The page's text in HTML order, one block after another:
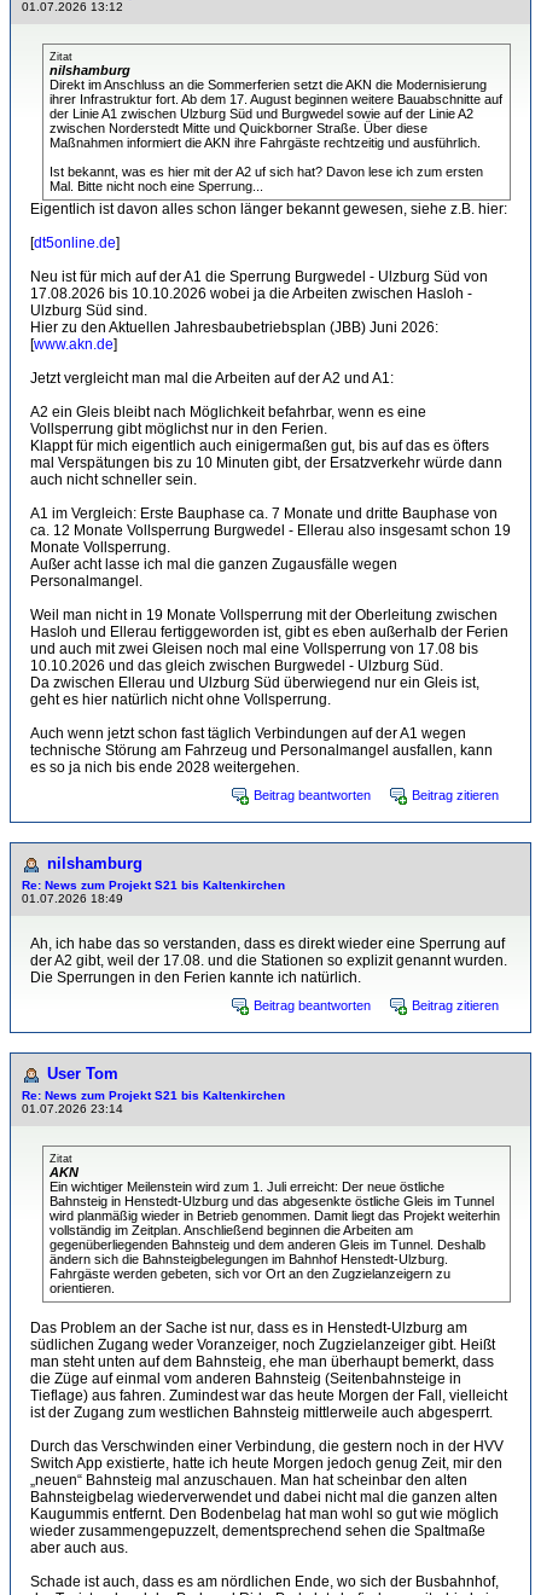
01.07.2026 13:12
Zitat
nilshamburg
Direkt im Anschluss an die Sommerferien setzt die AKN die Modernisierung
ihrer Infrastruktur fort. Ab dem 17. August beginnen weitere Bauabschnitte auf
der Linie A1 zwischen Ulzburg Süd und Burgwedel sowie auf der Linie A2
zwischen Norderstedt Mitte und Quickborner Straße. Über diese
Maßnahmen informiert die AKN ihre Fahrgäste rechtzeitig und ausführlich.
Ist bekannt, was es hier mit der A2 uf sich hat? Davon lese ich zum ersten
Mal. Bitte nicht noch eine Sperrung...
Eigentlich ist davon alles schon länger bekannt gewesen, siehe z.B. hier:
[dt5online.de]
Neu ist für mich auf der A1 die Sperrung Burgwedel - Ulzburg Süd von
17.08.2026 bis 10.10.2026 wobei ja die Arbeiten zwischen Hasloh -
Ulzburg Süd sind.
Hier zu den Aktuellen Jahresbaubetriebsplan (JBB) Juni 2026:
[www.akn.de]
Jetzt vergleicht man mal die Arbeiten auf der A2 und A1:
A2 ein Gleis bleibt nach Möglichkeit befahrbar, wenn es eine
Vollsperrung gibt möglichst nur in den Ferien.
Klappt für mich eigentlich auch einigermaßen gut, bis auf das es öfters
mal Verspätungen bis zu 10 Minuten gibt, der Ersatzverkehr würde dann
auch nicht schneller sein.
A1 im Vergleich: Erste Bauphase ca. 7 Monate und dritte Bauphase von
ca. 12 Monate Vollsperrung Burgwedel - Ellerau also insgesamt schon 19
Monate Vollsperrung.
Außer acht lasse ich mal die ganzen Zugausfälle wegen
Personalmangel.
Weil man nicht in 19 Monate Vollsperrung mit der Oberleitung zwischen
Hasloh und Ellerau fertiggeworden ist, gibt es eben außerhalb der Ferien
und auch mit zwei Gleisen noch mal eine Vollsperrung von 17.08 bis
10.10.2026 und das gleich zwischen Burgwedel - Ulzburg Süd.
Da zwischen Ellerau und Ulzburg Süd überwiegend nur ein Gleis ist,
geht es hier natürlich nicht ohne Vollsperrung.
Auch wenn jetzt schon fast täglich Verbindungen auf der A1 wegen
technische Störung am Fahrzeug und Personalmangel ausfallen, kann
es so ja nich bis ende 2028 weitergehen.
Beitrag beantworten Beitrag zitieren
nilshamburg
Re: News zum Projekt S21 bis Kaltenkirchen
01.07.2026 18:49
Ah, ich habe das so verstanden, dass es direkt wieder eine Sperrung auf
der A2 gibt, weil der 17.08. und die Stationen so explizit genannt wurden.
Die Sperrungen in den Ferien kannte ich natürlich.
Beitrag beantworten Beitrag zitieren
User Tom
Re: News zum Projekt S21 bis Kaltenkirchen
01.07.2026 23:14
Zitat
AKN
Ein wichtiger Meilenstein wird zum 1. Juli erreicht: Der neue östliche
Bahnsteig in Henstedt-Ulzburg und das abgesenkte östliche Gleis im Tunnel
wird planmäßig wieder in Betrieb genommen. Damit liegt das Projekt weiterhin
vollständig im Zeitplan. Anschließend beginnen die Arbeiten am
gegenüberliegenden Bahnsteig und dem anderen Gleis im Tunnel. Deshalb
ändern sich die Bahnsteigbelegungen im Bahnhof Henstedt-Ulzburg.
Fahrgäste werden gebeten, sich vor Ort an den Zugzielanzeigern zu
orientieren.
Das Problem an der Sache ist nur, dass es in Henstedt-Ulzburg am
südlichen Zugang weder Voranzeiger, noch Zugzielanzeiger gibt. Heißt
man steht unten auf dem Bahnsteig, ehe man überhaupt bemerkt, dass
die Züge auf einmal vom anderen Bahnsteig (Seitenbahnsteige in
Tieflage) aus fahren. Zumindest war das heute Morgen der Fall, vielleicht
ist der Zugang zum westlichen Bahnsteig mittlerweile auch abgesperrt.
Durch das Verschwinden einer Verbindung, die gestern noch in der HVV
Switch App existierte, hatte ich heute Morgen jedoch genug Zeit, mir den
„neuen“ Bahnsteig mal anzuschauen. Man hat scheinbar den alten
Bahnsteigbelag wiederverwendet und dabei nicht mal die ganzen alten
Kaugummis entfernt. Den Bodenbelag hat man wohl so gut wie möglich
wieder zusammengepuzzelt, dementsprechend sehen die Spaltmaße
aber auch aus.
Schade ist auch, dass es am nördlichen Ende, wo sich der Busbahnhof,